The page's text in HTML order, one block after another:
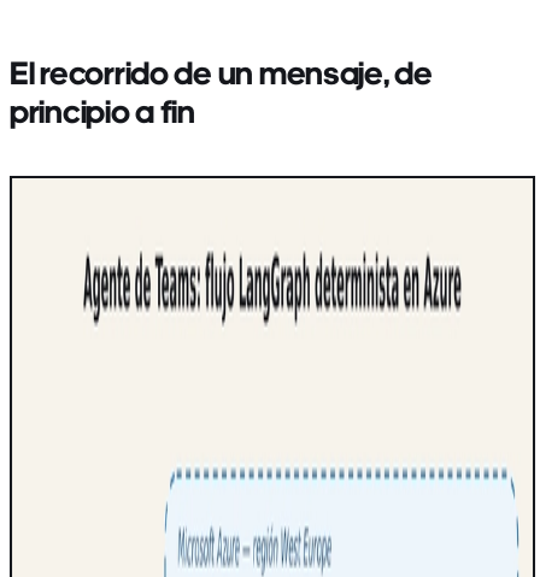
El recorrido de un mensaje, de
principio a fin